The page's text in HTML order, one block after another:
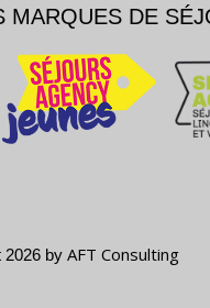
MARQUES DE
by AFT Consulting